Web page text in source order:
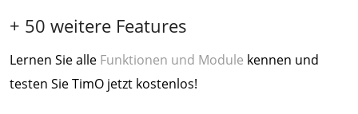
+ 50 weitere Features
Lernen Sie alle Funktionen und Module kennen und
testen Sie TimO jetzt kostenlos!